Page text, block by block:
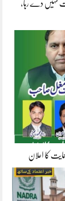
نہیں دے رہا،